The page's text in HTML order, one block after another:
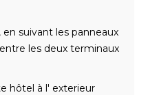
en suivant les panneaux
les deux terminaux
hôtel à l' exterieur